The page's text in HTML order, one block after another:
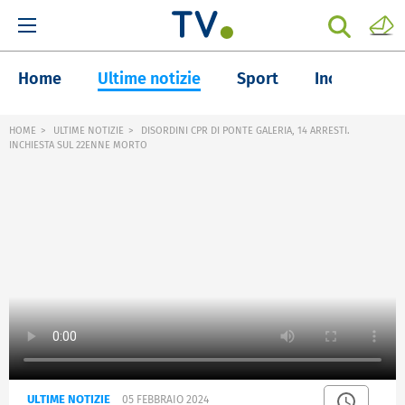
Home Ultime notizie Sport Inchieste
HOME ULTIME NOTIZIE
DISORDINI CPR DI PONTE GALERIA, 14 ARRESTI.
INCHIESTA SUL 22ENNE MORTO
ULTIME NOTIZIE 05 FEBBRAIO 2024